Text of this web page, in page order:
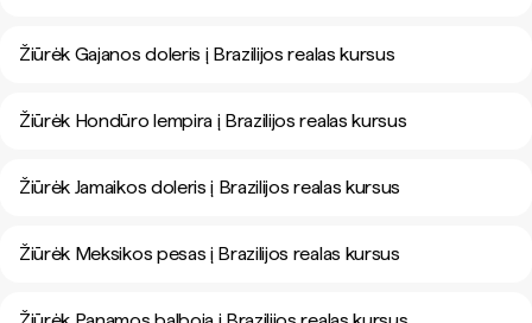
Žiūrėk Gajanos doleris į Brazilijos realas kursus
Žiūrėk Hondūro lempira į Brazilijos realas kursus
Žiūrėk Jamaikos doleris į Brazilijos realas kursus
Žiūrėk Meksikos pesas į Brazilijos realas kursus